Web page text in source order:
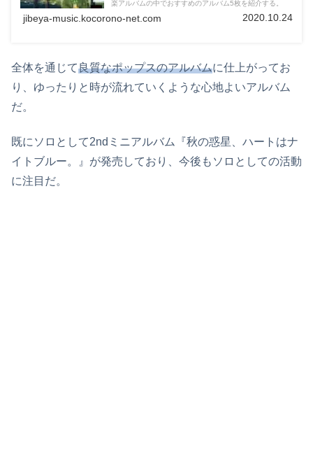
楽アルバムの中でおすすめのアルバム5枚を紹介する。
jibeya-music.kocorono-net.com 2020.10.24
全体を通じて良質なポップスのアルバムに仕上がってお
り、ゆったりと時が流れていくような心地よいアルバム
だ。
既にソロとして2ndミニアルバム『秋の惑星、ハートはナ
イトブルー。』が発売しており、今後もソロとしての活動
に注目だ。